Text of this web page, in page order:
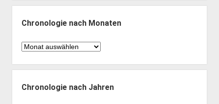
Chronologie nach Monaten
Chronologie
Monaten
Chronologie nach Jahren